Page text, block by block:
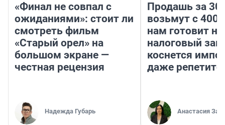
«Финал не совпал с
ожиданиями»: стоит ли
смотреть фильм
«Старый орел» на
большом экране —
честная рецензия
Надежда Губарь
Продашь за
возьмут с
нам готовит
налоговый
коснется
даже
Анастасия